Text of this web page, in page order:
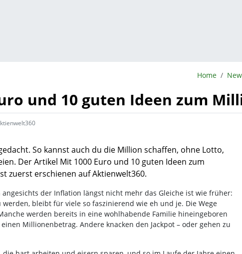
Home
und 10 guten Ideen zum
So kannst auch du die Million schaffen, ohne Lotto,
Der Artikel Mit 1000 Euro und 10 guten Ideen zum
zuerst erschienen auf Aktienwelt360.
der Inflation längst nicht mehr das Gleiche ist wie früher:
bleibt für viele so faszinierend wie eh und je. Die Wege
werden bereits in eine wohlhabende Familie hineingeboren
Millionenbetrag. Andere knacken den Jackpot – oder gehen zu